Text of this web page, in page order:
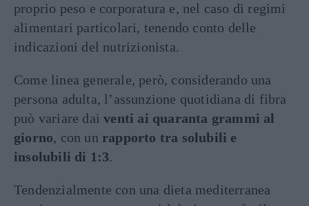
proprio peso e corporatura e, nel caso di regimi
alimentari particolari, tenendo conto delle
indicazioni del nutrizionista.
Come linea generale, però, considerando una
persona adulta, l’assunzione quotidiana di fibra
può variare daiventi ai quaranta grammi al
giorno, con un rapporto tra solubili e
insolubili di 1:3.
Tendenzialmente con una dieta mediterranea